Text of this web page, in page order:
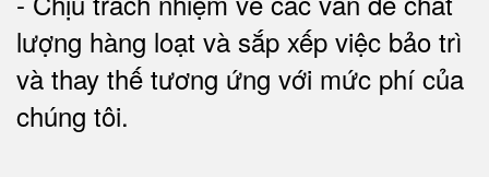
lượng hàng loạt và sắp xếp việc bảo trì
và thay thế tương ứng với mức phí của
chúng tôi.